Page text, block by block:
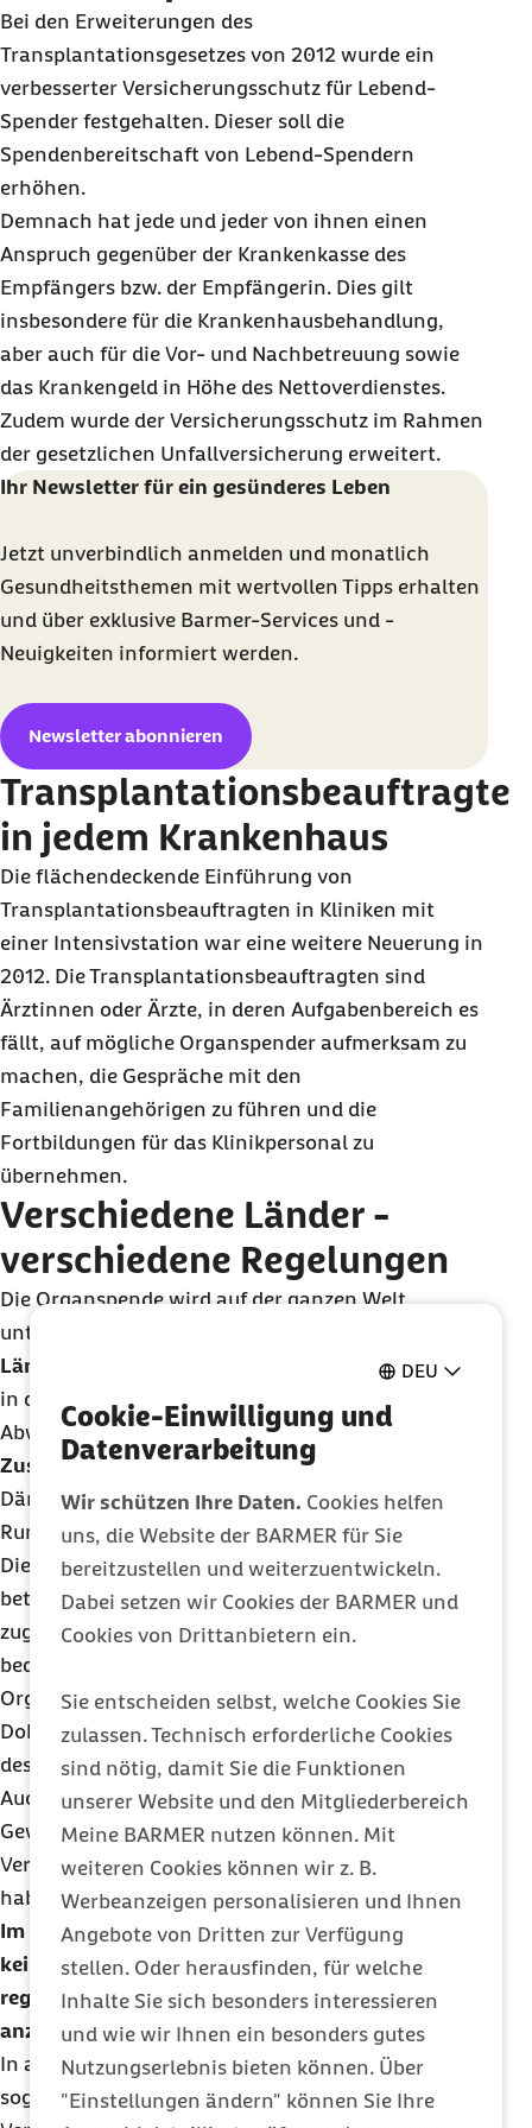
DEU
Cookie-Einwilligung und
Datenverarbeitung
Wir schützen Ihre Daten. Cookies helfen
uns, die Website der BARMER für Sie
bereitzustellen und weiterzuentwickeln.
Dabei setzen wir Cookies der BARMER und
Cookies von Drittanbietern ein.
Sie entscheiden selbst, welche Cookies Sie
zulassen. Technisch erforderliche Cookies
sind nötig, damit Sie die Funktionen
unserer Website und den Mitgliederbereich
Meine BARMER nutzen können. Mit
weiteren Cookies können wir z. B.
Werbeanzeigen personalisieren und Ihnen
Angebote von Dritten zur Verfügung
stellen. Oder herausfinden, für welche
Inhalte Sie sich besonders interessieren
und wie wir Ihnen ein besonders gutes
Nutzungserlebnis bieten können. Über
"Einstellungen ändern" können Sie Ihre
Bei den Erweiterungen des
Transplantationsgesetzes von 2012 wurde ein
verbesserter Versicherungsschutz für Lebend-
Spender festgehalten. Dieser soll die
Spendenbereitschaft von Lebend-Spendern
erhöhen.
Demnach hat jede und jeder von ihnen einen
Anspruch gegenüber der Krankenkasse des
Empfängers bzw. der Empfängerin. Dies gilt
insbesondere für die Krankenhausbehandlung,
aber auch für die Vor- und Nachbetreuung sowie
das Krankengeld in Höhe des Nettoverdienstes.
Zudem wurde der Versicherungsschutz im Rahmen
der gesetzlichen Unfallversicherung erweitert.
Ihr Newsletter für ein gesünderes Leben
Jetzt unverbindlich anmelden und monatlich
Gesundheitsthemen mit wertvollen Tipps erhalten
und über exklusive Barmer-Services und -
Neuigkeiten informiert werden.
Newsletter abonnieren
Transplantationsbeauftragte
in jedem Krankenhaus
Die flächendeckende Einführung von
Transplantationsbeauftragten in Kliniken mit
einer Intensivstation war eine weitere Neuerung in
2012. Die Transplantationsbeauftragten sind
Ärztinnen oder Ärzte, in deren Aufgabenbereich es
fällt, auf mögliche Organspender aufmerksam zu
machen, die Gespräche mit den
Familienangehörigen zu führen und die
Fortbildungen für das Klinikpersonal zu
übernehmen.
Verschiedene Länder -
verschiedene Regelungen
Die Organspende wird auf der ganzen Welt
unterschiedlich geregelt. Im
Ländervergleich
ist Deutschland das einzige Land,
in dem die Entscheidungslösung gilt. Sie ist eine
Abwandlung der
erweiterten
Zustimmungslösung , die die Organspende in
Dänemark, Republik Irland und Nordirland, Island,
Rumänien, der Schweiz und Litauen regelt.
Die "Zustimmungslösung" besagt, dass der oder die
betroffene Person zu Lebzeiten einer Organspende
zugestimmt haben muss. Der Zusatz "erweitert"
bedeutet, dass auch die Angehörigen über einer
Organspende bestimmen können, wenn keine
Dokumentation über die Entscheidung der oder
des Verstorbenen vorliegt.
Auch bei dieser Regelung dürfen nur Organe oder
Gewebe entnommen werden, wenn der
Verstorbene oder seine Angehörigen zugestimmt
haben.
Im Unterschied zur Entscheidungslösung gibt es
keine gesetzliche Vorschrift, Menschen
regelmäßig Informationen über die Organspende
anzubieten.
In allen anderen Ländern Europas gilt die
sogenannteWiderspruchslösung. Dort müssen